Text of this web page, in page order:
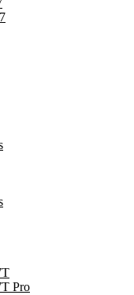
Pro